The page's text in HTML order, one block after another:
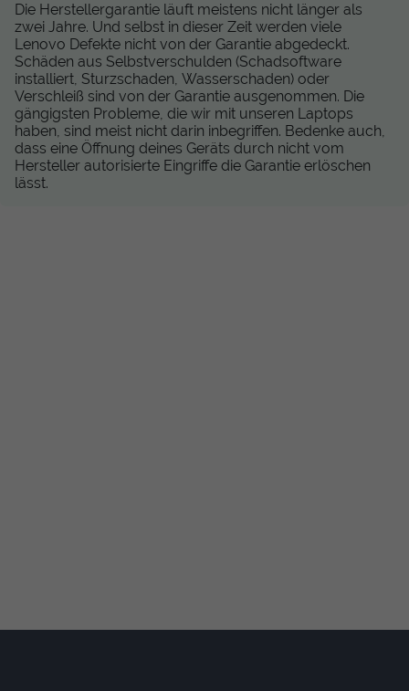
Die Herstellergarantie läuft meistens nicht länger als
zwei Jahre. Und selbst in dieser Zeit werden viele
Lenovo Defekte nicht von der Garantie abgedeckt.
Schäden aus Selbstverschulden (Schadsoftware
installiert, Sturzschaden, Wasserschaden) oder
Verschleiß sind von der Garantie ausgenommen. Die
gängigsten Probleme, die wir mit unseren Laptops
haben, sind meist nicht darin inbegriffen. Bedenke auch,
dass eine Öffnung deines Geräts durch nicht vom
Hersteller autorisierte Eingriffe die Garantie erlöschen
lässt.